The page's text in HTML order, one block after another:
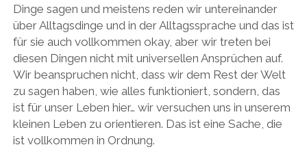
Dinge sagen und meistens reden wir untereinander
über Alltagsdinge und in der Alltagssprache und das ist
für sie auch vollkommen okay, aber wir treten bei
diesen Dingen nicht mit universellen Ansprüchen auf.
Wir beanspruchen nicht, dass wir dem Rest der Welt
zu sagen haben, wie alles funktioniert, sondern, das
ist für unser Leben hier… wir versuchen uns in unserem
kleinen Leben zu orientieren. Das ist eine Sache, die
ist vollkommen in Ordnung.